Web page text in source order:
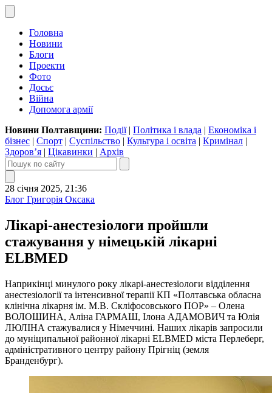
Головна
Новини
Блоги
Проекти
Фото
Досьє
Війна
Допомога армії
Новини Полтавщини: Події| Політика і влада | Економіка і
бізнес | Спорт | Суспільство | Культура і освіта | Кримінал |
Здоров’я | Цікавинки | Архів
28 січня 2025, 21:36
Блог Григорія Оксака
Лікарі-анестезіологи пройшли
стажування у німецькій лікарні
ELBMED
Наприкінці минулого року лікарі-анестезіологи відділення
анестезіології та інтенсивної терапії КП «Полтавська обласна
клінічна лікарня ім. М.В. Скліфосовського ПОР» – Олена
ВОЛОШИНА, Аліна ГАРМАШ, Ілона АДАМОВИЧ та Юлія
ЛЮЛІНА стажувалися у Німеччині. Наших лікарів запросили
до муніципальної районної лікарні ELBMED міста Перлеберг,
адміністративного центру району Прігніц (земля
Бранденбург).